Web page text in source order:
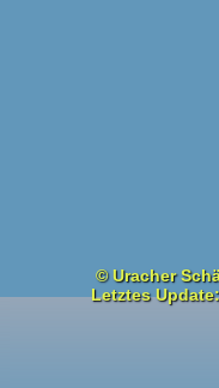
© Uracher
Letztes